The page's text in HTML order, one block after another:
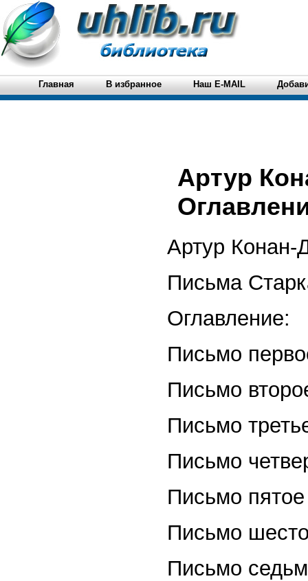
Главная В избранное Наш E-MAIL
Артур
Артур Конан-
Письма
Оглавление:
Письмо
Письмо
Письмо
Письмо
Письмо пятое
Письмо
Письмо